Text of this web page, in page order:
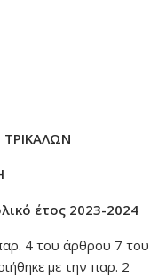
έτος 2023-2024
4 του άρθρου 7 του
με την παρ. 2